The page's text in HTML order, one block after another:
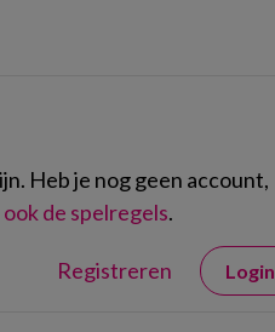
Heb je nog geen account,
ook de spelregels.
Registreren Login